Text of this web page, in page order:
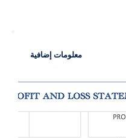
معلومات إضافية